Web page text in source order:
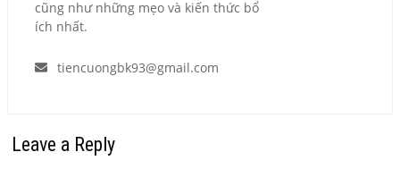
cũng như những mẹo và kiến thức bổ
ích nhất.
tiencuongbk93@gmail.com
Leave a Reply